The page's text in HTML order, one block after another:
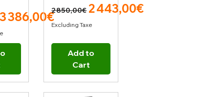
Price
Sale Price
3 386,00€
Regular Price
2 850,00€ Sale Price
2 443,00€
Excluding Taxe
Add to
Cart